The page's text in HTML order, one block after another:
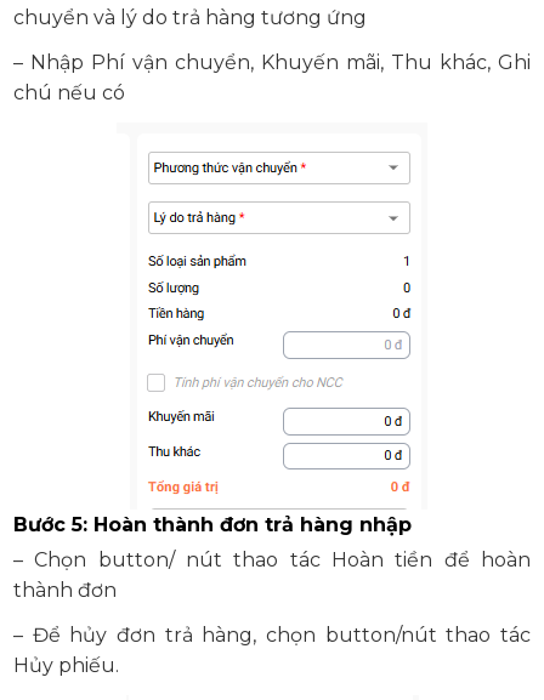
chuyển và lý do trả hàng tương ứng
– Nhập Phí vận chuyển, Khuyến mãi, Thu khác, Ghi
chú nếu có
Bước 5: Hoàn thành đơn trả hàng nhập
– Chọn button/ nút thao tác Hoàn tiền để hoàn
thành đơn
– Để hủy đơn trả hàng, chọn button/nút thao tác
Hủy phiếu.